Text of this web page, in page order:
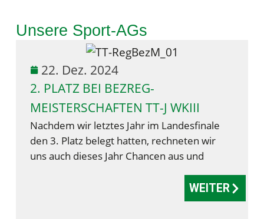
Unsere Sport-AGs
22. Dez. 2024
2. PLATZ BEI BEZREG-
MEISTERSCHAFTEN TT-J WKIII
Nachdem wir letztes Jahr im Landesfinale
den 3. Platz belegt hatten, rechneten wir
uns auch dieses Jahr Chancen aus und
WEITER